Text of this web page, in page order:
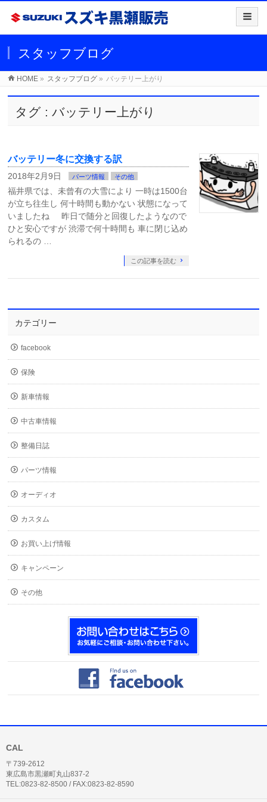
スタッフブログ
HOME » スタッフブログ » バッテリー上がり
タグ : バッテリー上がり
バッテリー冬に交換する訳
2018年2月9日 パーツ情報 その他
福井県では、未曾有の大雪により 一時は1500台
が立ち往生し 何十時間も動かない 状態になって
いましたね 昨日で随分と回復したようなので
ひと安心ですが 渋滞で何十時間も 車に閉じ込め
られるの …
この記事を読む
カテゴリー
facebook
保険
新車情報
中古車情報
整備日誌
パーツ情報
オーディオ
カスタム
お買い上げ情報
キャンペーン
その他
CAL
〒739-2612
東広島市黒瀬町丸山837-2
TEL:0823-82-8500 / FAX:0823-82-8590